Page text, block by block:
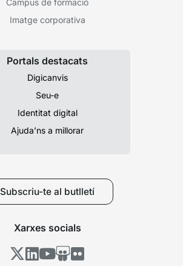
Campus de formació
Imatge corporativa
Portals destacats
Digicanvis
Seu-e
Identitat digital
Ajuda’ns a millorar
Subscriu-te al butlletí
Xarxes socials